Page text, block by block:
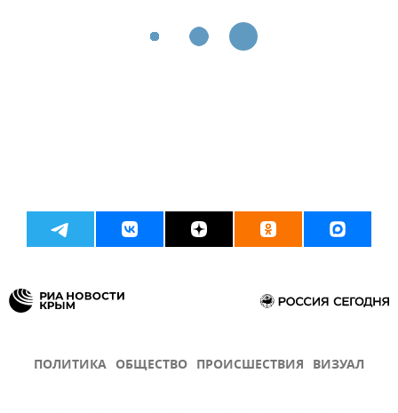
ПОЛИТИКА ОБЩЕСТВО ПРОИСШЕСТВИЯ ВИЗУАЛ